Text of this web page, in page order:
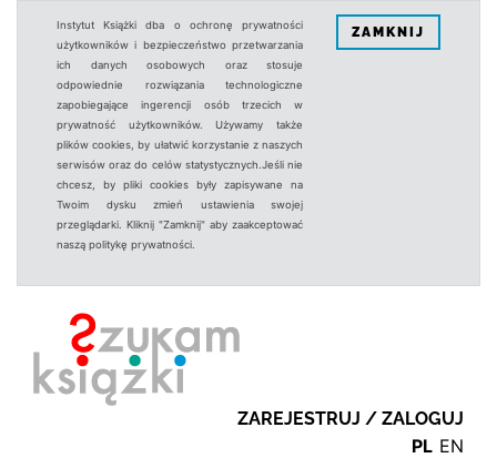
Instytut Książki dba o ochronę prywatności
użytkowników i bezpieczeństwo przetwarzania
ich danych osobowych oraz stosuje
odpowiednie rozwiązania technologiczne
zapobiegające ingerencji osób trzecich w
prywatność użytkowników. Używamy także
plików cookies, by ułatwić korzystanie z naszych
serwisów oraz do celów statystycznych.Jeśli nie
chcesz, by pliki cookies były zapisywane na
Twoim dysku zmień ustawienia swojej
przeglądarki. Kliknij "Zamknij" aby zaakceptować
naszą politykę prywatności.
ZAMKNIJ
ZAREJESTRUJ / ZALOGUJ
PL EN